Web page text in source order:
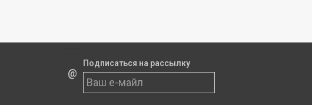
Подписаться на рассылку
@